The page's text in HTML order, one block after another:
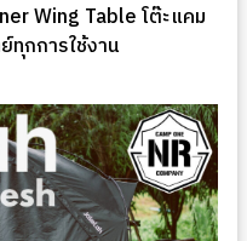
Wing Table โต๊ะแคม
ทุกการใช้งาน